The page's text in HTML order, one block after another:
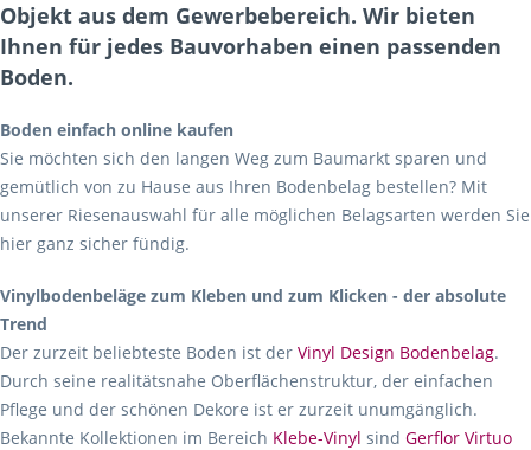
Objekt aus dem Gewerbebereich. Wir bieten
Ihnen für jedes Bauvorhaben einen passenden
Boden.
Boden einfach online kaufen
Sie möchten sich den langen Weg zum Baumarkt sparen und
gemütlich von zu Hause aus Ihren Bodenbelag bestellen? Mit
unserer Riesenauswahl für alle möglichen Belagsarten werden Sie
hier ganz sicher fündig.
Vinylbodenbeläge zum Kleben und zum Klicken - der absolute
Trend
Der zurzeit beliebteste Boden ist der Vinyl Design Bodenbelag.
Durch seine realitätsnahe Oberflächenstruktur, der einfachen
Pflege und der schönen Dekore ist er zurzeit unumgänglich.
Bekannte Kollektionen im Bereich Klebe-Vinyl sind Gerflor Virtuo